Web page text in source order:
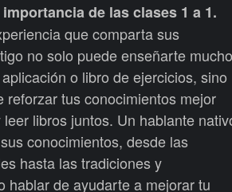
de las clases 1 a 1.
que comparta sus
no solo puede enseñarte mucho
o libro de ejercicios, sino
reforzar tus conocimientos mejor
libros juntos. Un hablante
conocimientos, desde las
hasta las tradiciones y
hablar de ayudarte a mejorar tu